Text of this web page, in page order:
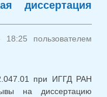
диссертация
пользователем
при ИГГД РАН
на диссертацию